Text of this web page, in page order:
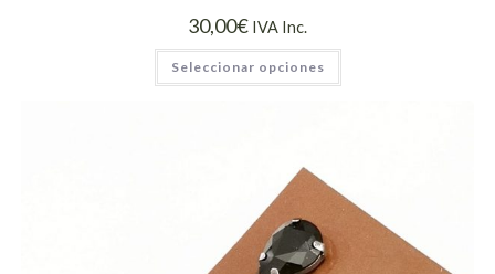
30,00€ IVA Inc.
Seleccionar opciones